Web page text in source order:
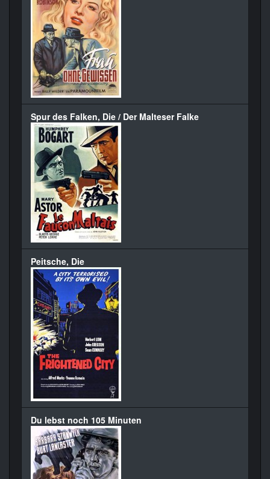
Spur des Falken, Die / Der Malteser Falke
Peitsche, Die
Du lebst noch 105 Minuten